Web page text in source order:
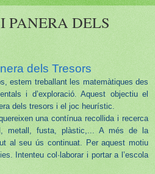
PANERA DELS
dels Tresors
estem treballant les matemàtiques des
i d’exploració. Aquest objectiu el
dels tresors i el joc heurístic.
una contínua recollida i recerca
metall, fusta, plàstic,... A més de la
al seu ús continuat. Per aquest motiu
Intenteu col·laborar i portar a l’escola